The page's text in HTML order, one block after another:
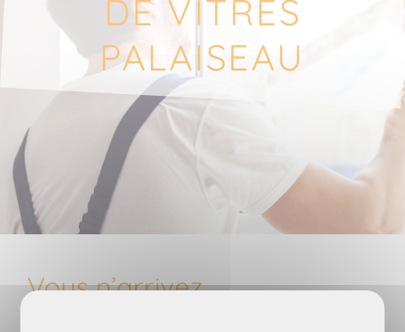
DE VITRES
PALAISEAU
Vous n’arrivez